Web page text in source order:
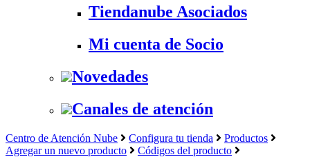
Tiendanube Asociados
Mi cuenta de Socio
Novedades
Canales de atención
Centro de Atención Nube Configura tu tienda
Productos
Agregar un nuevo producto
Códigos del producto